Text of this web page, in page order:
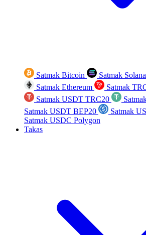
Satmak Bitcoin Satmak Solana
Satmak Ethereum
Satmak
Satmak USDT TRC20
Satmak USDT BEP20
Satmak
Satmak USDC Polygon
Takas